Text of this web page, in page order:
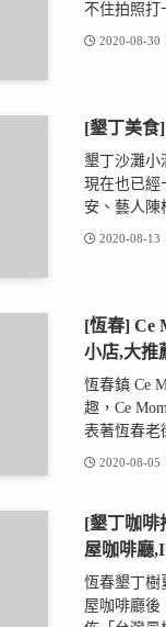
不住拍照打
2020-08-30
[墾丁美食
墾丁沙灘小
現在也已經
安、藝人陳
2020-08-13
[恆春] Ce
小店,大推
恆春鎮 Ce
趣，Ce
表著恆春老
2020-08-05
[墾丁咖啡
屋咖啡廳
恆春墾丁樹
屋咖啡廳後